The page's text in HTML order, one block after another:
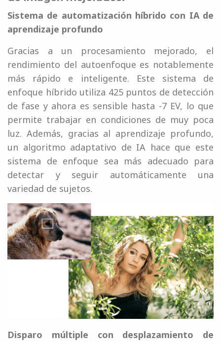
Sistema de automatización híbrido con IA de
aprendizaje profundo
Gracias a un procesamiento mejorado, el
rendimiento del autoenfoque es notablemente
más rápido e inteligente. Este sistema de
enfoque híbrido utiliza 425 puntos de detección
de fase y ahora es sensible hasta -7 EV, lo que
permite trabajar en condiciones de muy poca
luz. Además, gracias al aprendizaje profundo,
un algoritmo adaptativo de IA hace que este
sistema de enfoque sea más adecuado para
detectar y seguir automáticamente una
variedad de sujetos.
Disparo múltiple con desplazamiento de